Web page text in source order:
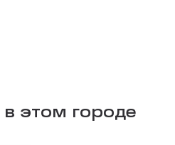
в этом городе